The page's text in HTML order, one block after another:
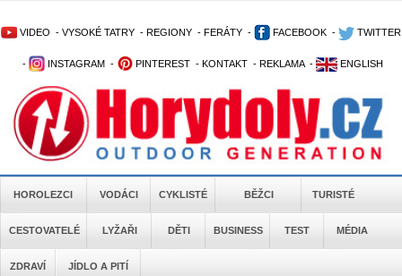
VIDEO - VYSOKÉ TATRY - REGIONY - FERÁTY - FACEBOOK - TWITTER
- INSTAGRAM - PINTEREST - KONTAKT - REKLAMA - ENGLISH
HOROLEZCI VODÁCI CYKLISTÉ BĚŽCI TURISTÉ
CESTOVATELÉ LYŽAŘI DĚTI BUSINESS TEST MÉDIA
ZDRAVÍ JÍDLO A PITÍ